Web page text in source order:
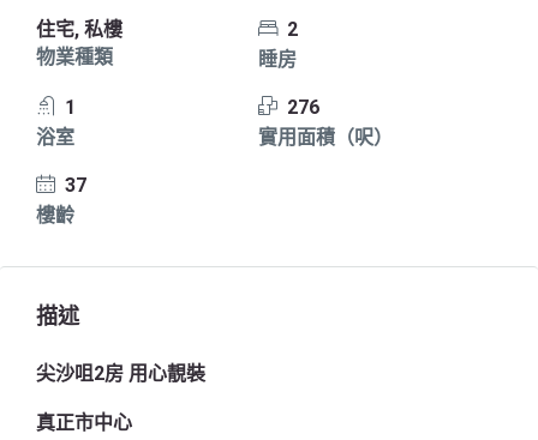
住宅, 私樓
物業種類
2
睡房
1
浴室
276
實用面積（呎）
37
樓齡
描述
尖沙咀2房 用心靚裝
真正市中心